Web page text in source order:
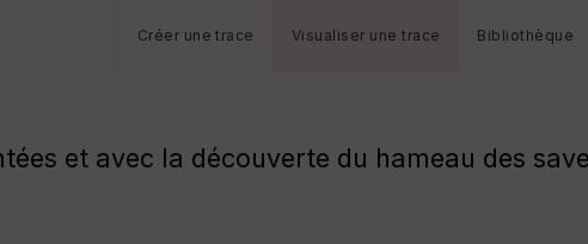
Créer une trace Visualiser une trace Bibliothèque
et avec la découverte du hameau des